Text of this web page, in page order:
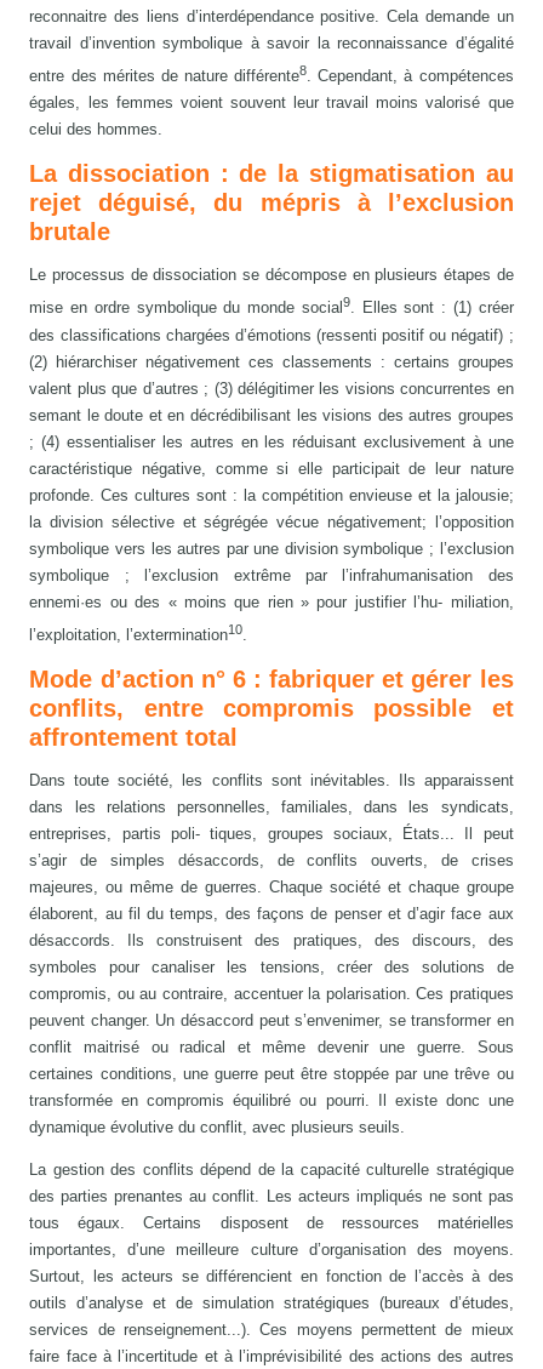
reconnaitre des liens d’interdépendance positive. Cela demande un
travail d’invention symbolique à savoir la reconnaissance d’égalité
entre des mérites de nature différente8. Cependant, à compétences
égales, les femmes voient souvent leur travail moins valorisé que
celui des hommes.
La dissociation : de la stigmatisation au
rejet déguisé, du mépris à l’exclusion
brutale
Le processus de dissociation se décompose en plusieurs étapes de
mise en ordre symbolique du monde social9. Elles sont : (1) créer
des classifications chargées d’émotions (ressenti positif ou négatif) ;
(2) hiérarchiser négativement ces classements : certains groupes
valent plus que d’autres ; (3) délégitimer les visions concurrentes en
semant le doute et en décrédibilisant les visions des autres groupes
; (4) essentialiser les autres en les réduisant exclusivement à une
caractéristique négative, comme si elle participait de leur nature
profonde. Ces cultures sont : la compétition envieuse et la jalousie;
la division sélective et ségrégée vécue négativement; l’opposition
symbolique vers les autres par une division symbolique ; l’exclusion
symbolique ; l’exclusion extrême par l’infrahumanisation des
ennemi·es ou des « moins que rien » pour justifier l’hu- miliation,
l’exploitation, l’extermination10
Mode d’action n° 6 : fabriquer et gérer les
conflits, entre compromis possible et
affrontement total
Dans toute société, les conflits sont inévitables. Ils apparaissent
dans les relations personnelles, familiales, dans les syndicats,
entreprises, partis poli- tiques, groupes sociaux, États... Il peut
s’agir de simples désaccords, de conflits ouverts, de crises
majeures, ou même de guerres. Chaque société et chaque groupe
élaborent, au fil du temps, des façons de penser et d’agir face aux
désaccords. Ils construisent des pratiques, des discours, des
symboles pour canaliser les tensions, créer des solutions de
compromis, ou au contraire, accentuer la polarisation. Ces pratiques
peuvent changer. Un désaccord peut s’envenimer, se transformer en
conflit maitrisé ou radical et même devenir une guerre. Sous
certaines conditions, une guerre peut être stoppée par une trêve ou
transformée en compromis équilibré ou pourri. Il existe donc une
dynamique évolutive du conflit, avec plusieurs seuils.
La gestion des conflits dépend de la capacité culturelle stratégique
des parties prenantes au conflit. Les acteurs impliqués ne sont pas
tous égaux. Certains disposent de ressources matérielles
importantes, d’une meilleure culture d’organisation des moyens.
Surtout, les acteurs se différencient en fonction de l’accès à des
outils d’analyse et de simulation stratégiques (bureaux d’études,
services de renseignement...). Ces moyens permettent de mieux
faire face à l’incertitude et à l’imprévisibilité des actions des autres